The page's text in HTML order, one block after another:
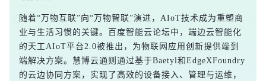
随着“万物互联”向“万物智联”演进，AIoT技术成为重塑商
业与生活习惯的关键。百度智能云论坛中，端边云智能化
的天工AIoT平台2.0被推出，为物联网应用创新提供端到
端解决方案。慧博云通则通过基于Baetyl和EdgeXFoundry
的云边协同方案，实现了高效的设备接入、管理与运维，